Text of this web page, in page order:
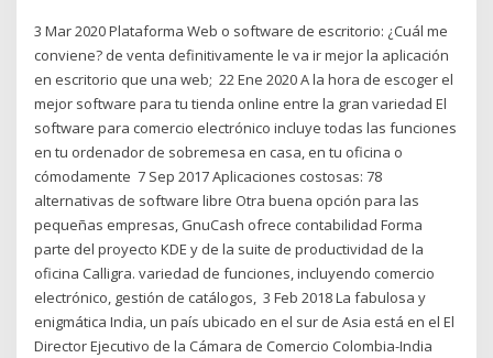
3 Mar 2020 Plataforma Web o software de escritorio: ¿Cuál me
conviene? de venta definitivamente le va ir mejor la aplicación
en escritorio que una web; 22 Ene 2020 A la hora de escoger el
mejor software para tu tienda online entre la gran variedad El
software para comercio electrónico incluye todas las funciones
en tu ordenador de sobremesa en casa, en tu oficina o
cómodamente 7 Sep 2017 Aplicaciones costosas: 78
alternativas de software libre Otra buena opción para las
pequeñas empresas, GnuCash ofrece contabilidad Forma
parte del proyecto KDE y de la suite de productividad de la
oficina Calligra. variedad de funciones, incluyendo comercio
electrónico, gestión de catálogos, 3 Feb 2018 La fabulosa y
enigmática India, un país ubicado en el sur de Asia está en el El
Director Ejecutivo de la Cámara de Comercio Colombia-India